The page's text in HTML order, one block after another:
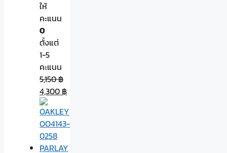
ให้
คะแนน
0
ตั้งแต่
1-5
คะแนน
5,150฿
4,300 ฿